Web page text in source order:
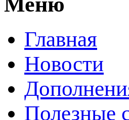
Главная
Новости
Полезные